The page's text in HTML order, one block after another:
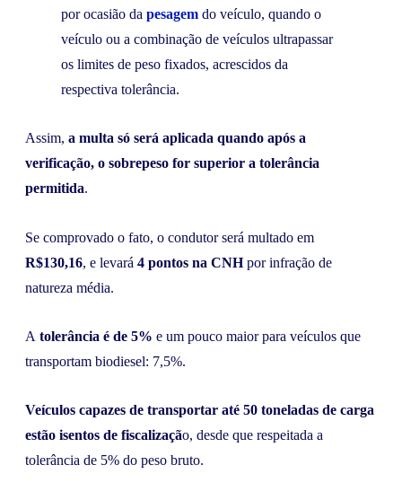
por ocasião da pesagem do veículo, quando o
veículo ou a combinação de veículos ultrapassar
os limites de peso fixados, acrescidos da
respectiva tolerância.
Assim, a multa só será aplicada quando após a
verificação, o sobrepeso for superior a tolerância
permitida.
Se comprovado o fato, o condutor será multado em
R$130,16, e levará 4 pontos na CNHpor infração de
natureza média.
A tolerância é de 5% e um pouco maior para veículos que
transportam biodiesel: 7,5%.
Veículos capazes de transportar até 50 toneladas de carga
estão isentos de fiscalização, desde que respeitada a
tolerância de 5% do peso bruto.